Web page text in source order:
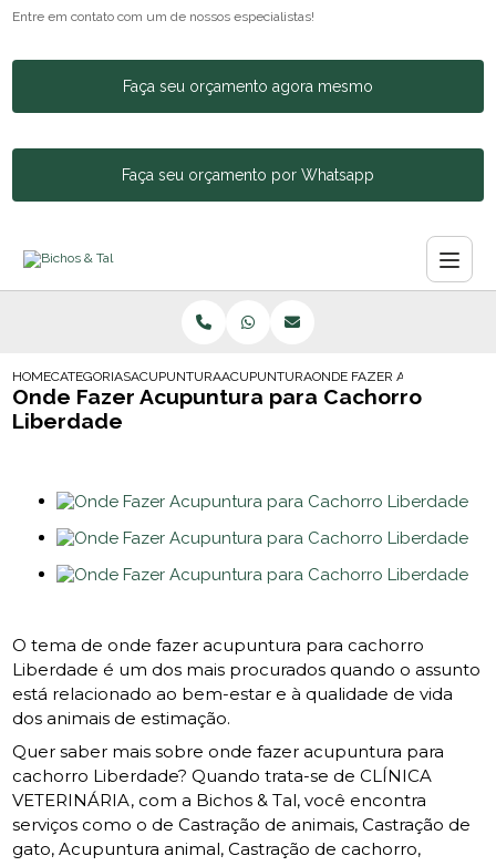
Entre em contato com um de nossos especialistas!
Faça seu orçamento agora mesmo
Faça seu orçamento por Whatsapp
HOMECATEGORIASACUPUNTURA ANIMALACUPUNTURA PARA CACHORROS E GATOS
ONDE FAZER ACUPUNTURA
Onde Fazer Acupuntura para Cachorro
Liberdade
O tema de onde fazer acupuntura para cachorro
Liberdade é um dos mais procurados quando o assunto
está relacionado ao bem-estar e à qualidade de vida
dos animais de estimação.
Quer saber mais sobre onde fazer acupuntura para
cachorro Liberdade? Quando trata-se de CLÍNICA
VETERINÁRIA, com a Bichos & Tal, você encontra
serviços como o de Castração de animais, Castração de
gato, Acupuntura animal, Castração de cachorro,